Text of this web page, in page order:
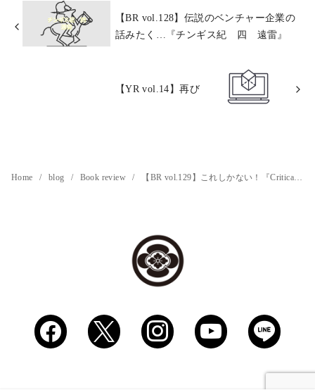
【BR vol.128】伝説のベンチャー企業の
話みたく…『チンギス紀 四 遠雷』
【YR vol.14】再び
Home blog Book review 【BR vol.129】これしかない！『Critical Chain クリティカルチェーン』